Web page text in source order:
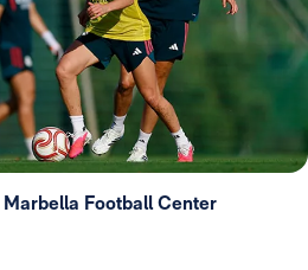
Football Center